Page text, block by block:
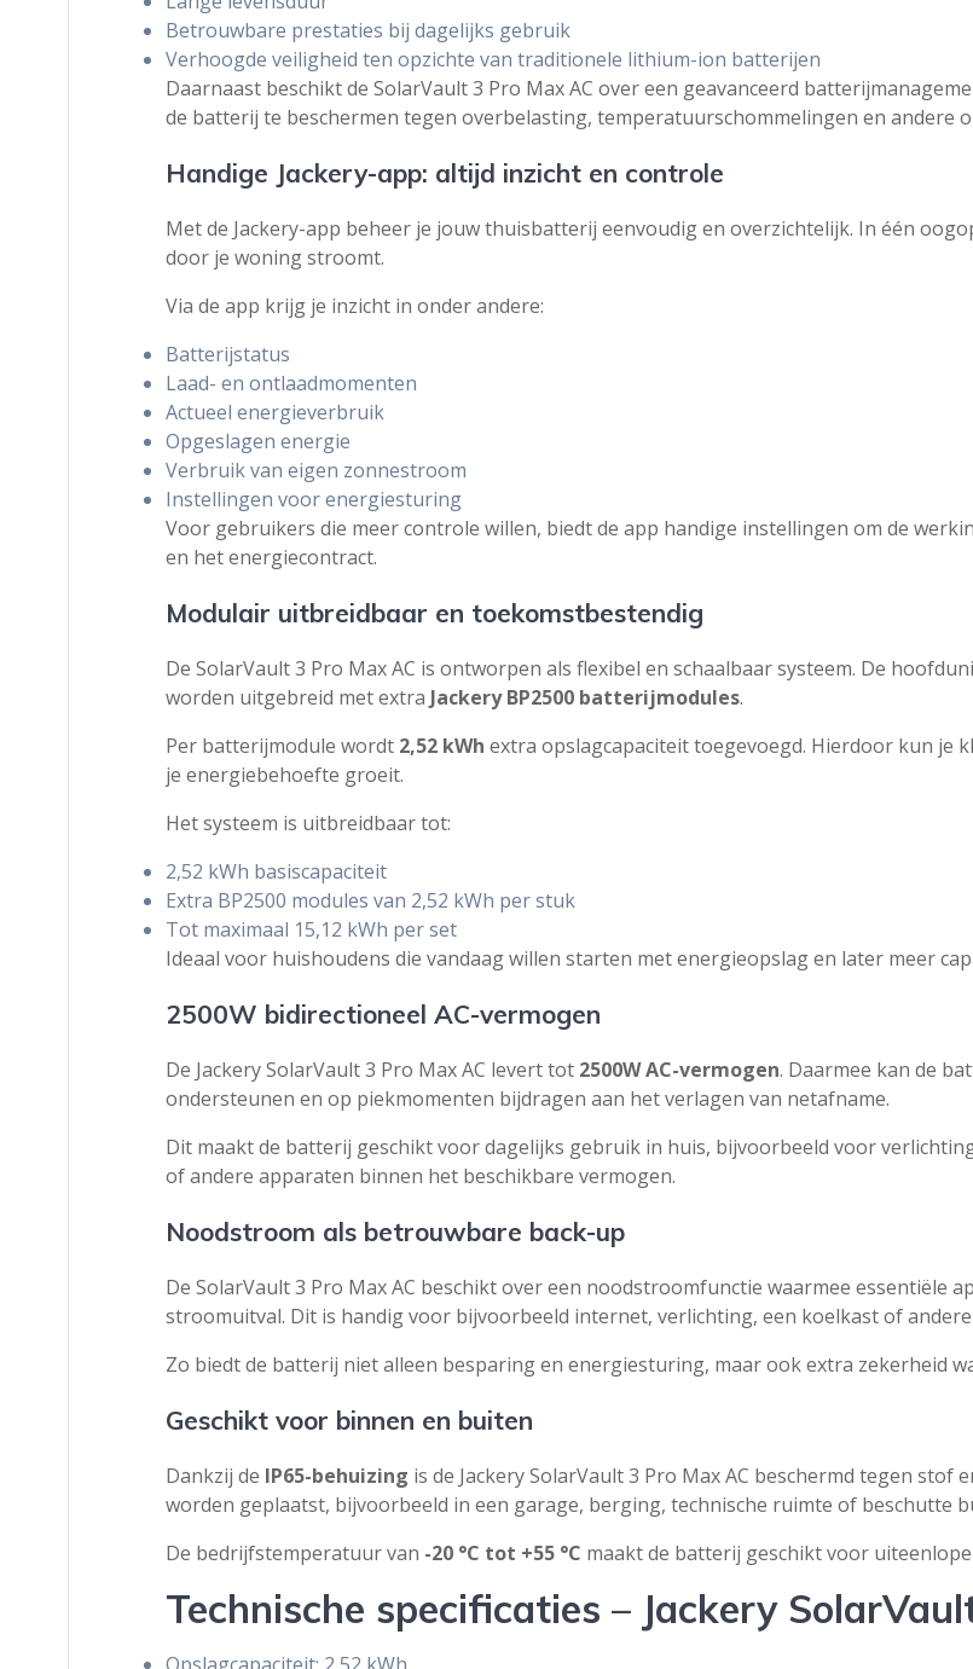
Betrouwbare prestaties bij dagelijks gebruik
Verhoogde veiligheid ten opzichte van traditionele lithium-ion batterijen
Daarnaast beschikt de SolarVault 3 Pro Max AC over een geavanceerd
de batterij te beschermen tegen overbelasting, temperatuurschommelingen en andere
Handige Jackery-app: altijd inzicht en controle
Met de Jackery-app beheer je jouw thuisbatterij eenvoudig en overzichtelijk. In één
door je woning stroomt.
Via de app krijg je inzicht in onder andere:
Batterijstatus
Laad- en ontlaadmomenten
Actueel energieverbruik
Opgeslagen energie
Verbruik van eigen zonnestroom
Instellingen voor energiesturing
Voor gebruikers die meer controle willen, biedt de app handige instellingen om de
en het energiecontract.
Modulair uitbreidbaar en toekomstbestendig
De SolarVault 3 Pro Max AC is ontworpen als flexibel en schaalbaar systeem. De
worden uitgebreid met extra Jackery BP2500 batterijmodules.
Per batterijmodule wordt 2,52 kWh extra opslagcapaciteit toegevoegd. Hierdoor kun je
je energiebehoefte groeit.
Het systeem is uitbreidbaar tot:
2,52 kWh basiscapaciteit
Extra BP2500 modules van 2,52 kWh per stuk
Tot maximaal 15,12 kWh per set
Ideaal voor huishoudens die vandaag willen starten met energieopslag en later meer
2500W bidirectioneel AC-vermogen
De Jackery SolarVault 3 Pro Max AC levert tot 2500W AC-vermogen. Daarmee kan de
ondersteunen en op piekmomenten bijdragen aan het verlagen van netafname.
Dit maakt de batterij geschikt voor dagelijks gebruik in huis, bijvoorbeeld voor
of andere apparaten binnen het beschikbare vermogen.
Noodstroom als betrouwbare back-up
De SolarVault 3 Pro Max AC beschikt over een noodstroomfunctie waarmee essentiële
stroomuitval. Dit is handig voor bijvoorbeeld internet, verlichting, een koelkast of
Zo biedt de batterij niet alleen besparing en energiesturing, maar ook extra zekerheid
Geschikt voor binnen en buiten
Dankzij de IP65-behuizing is de Jackery SolarVault 3 Pro Max AC beschermd tegen
worden geplaatst, bijvoorbeeld in een garage, berging, technische ruimte of beschutte
De bedrijfstemperatuur van -20 °C tot +55 °C maakt de batterij geschikt voor
Technische specificaties – Jackery